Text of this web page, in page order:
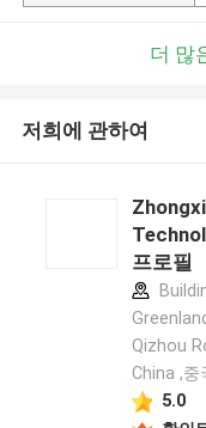
더 많
저희에 관하여
프로필
Qizhou
China ,중
5.0